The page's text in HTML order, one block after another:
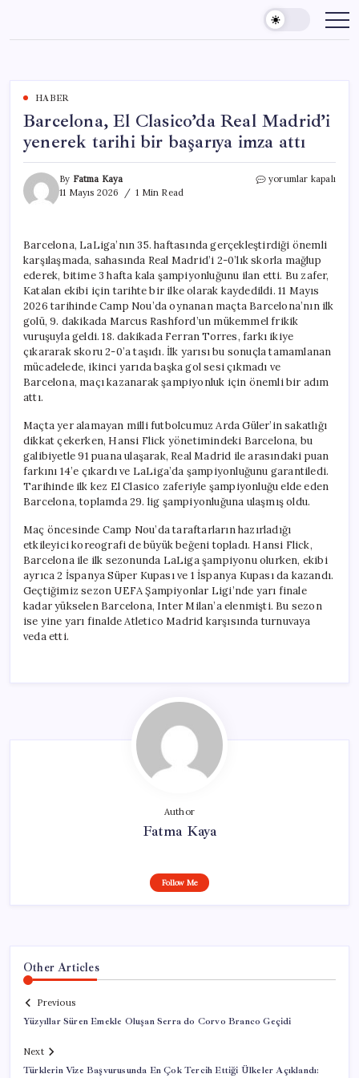
content
HABER
Barcelona, El Clasico’da Real Madrid’i
yenerek tarihi bir başarıya imza attı
By Fatma Kaya
11 Mayıs 2026
1 Min Read
Barcelona,
yenerek
tarihi
bir
başarıya
imza
attı
için
yorumlar kapalı
Barcelona, LaLiga’nın 35. haftasında gerçekleştirdiği önemli
karşılaşmada, sahasında Real Madrid’i 2-0’lık skorla mağlup
ederek, bitime 3 hafta kala şampiyonluğunu ilan etti. Bu zafer,
Katalan ekibi için tarihte bir ilke olarak kaydedildi. 11 Mayıs
2026 tarihinde Camp Nou’da oynanan maçta Barcelona’nın ilk
golü, 9. dakikada Marcus Rashford’un mükemmel frikik
vuruşuyla geldi. 18. dakikada Ferran Torres, farkı ikiye
çıkararak skoru 2-0’a taşıdı. İlk yarısı bu sonuçla tamamlanan
mücadelede, ikinci yarıda başka gol sesi çıkmadı ve
Barcelona, maçı kazanarak şampiyonluk için önemli bir adım
attı.
Maçta yer alamayan milli futbolcumuz Arda Güler’in sakatlığı
dikkat çekerken, Hansi Flick yönetimindeki Barcelona, bu
galibiyetle 91 puana ulaşarak, Real Madrid ile arasındaki puan
farkını 14’e çıkardı ve LaLiga’da şampiyonluğunu garantiledi.
Tarihinde ilk kez El Clasico zaferiyle şampiyonluğu elde eden
Barcelona, toplamda 29. lig şampiyonluğuna ulaşmış oldu.
Maç öncesinde Camp Nou’da taraftarların hazırladığı
etkileyici koreografi de büyük beğeni topladı. Hansi Flick,
Barcelona ile ilk sezonunda LaLiga şampiyonu olurken, ekibi
ayrıca 2 İspanya Süper Kupası ve 1 İspanya Kupası da kazandı.
Geçtiğimiz sezon UEFA Şampiyonlar Ligi’nde yarı finale
kadar yükselen Barcelona, Inter Milan’a elenmişti. Bu sezon
ise yine yarı finalde Atletico Madrid karşısında turnuvaya
veda etti.
Author
Fatma Kaya
Follow Me
Other Articles
Previous
Yüzyıllar Süren Emekle Oluşan Serra do Corvo Branco Geçidi
Next
Türklerin Vize Başvurusunda En Çok Tercih Ettiği Ülkeler Açıklandı: